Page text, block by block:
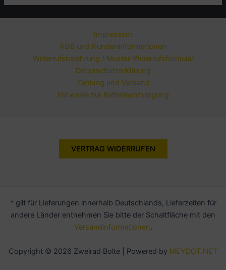
Impressum
AGB und Kundeninformationen
Widerrufsbelehrung / Muster-Widerrufsformular
Datenschutzerklärung
Zahlung und Versand
Hinweise zur Batterieentsorgung
VERTRAG WIDERRUFEN
* gilt für Lieferungen innerhalb Deutschlands, Lieferzeiten für
andere Länder entnehmen Sie bitte der Schaltfläche mit den
Versandinformationen.
Copyright © 2026 Zweirad Bolte | Powered by MEYDOT.NET